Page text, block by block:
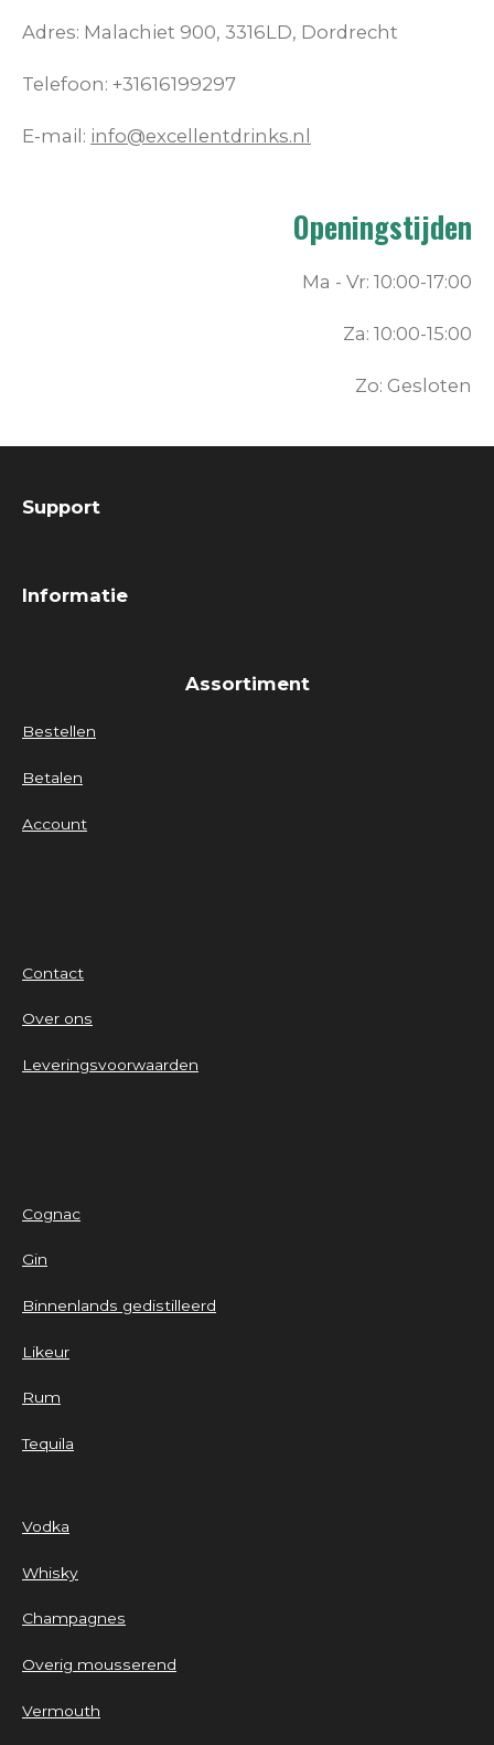
Adres: Malachiet 900, 3316LD, Dordrecht
Telefoon: +31616199297
E-mail: info@excellentdrinks.nl
Openingstijden
Ma - Vr: 10:00-17:00
Za: 10:00-15:00
Zo: Gesloten
Support
Informatie
Assortiment
Bestellen
Betalen
Account
Contact
Over ons
Leveringsvoorwaarden
Cognac
Gin
Binnenlands gedistilleerd
Likeur
Rum
Tequila
Vodka
Whisky
Champagnes
Overig mousserend
Vermouth